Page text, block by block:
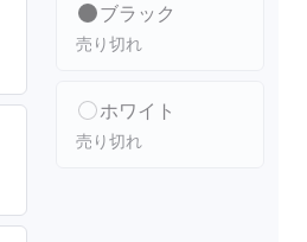
ブラック
売り切れ
ホワイト
売り切れ